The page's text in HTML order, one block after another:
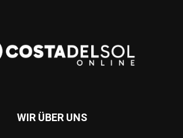
WIR ÜBER UNS